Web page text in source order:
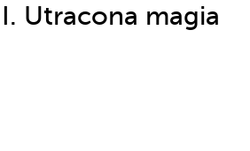
Utracona magia